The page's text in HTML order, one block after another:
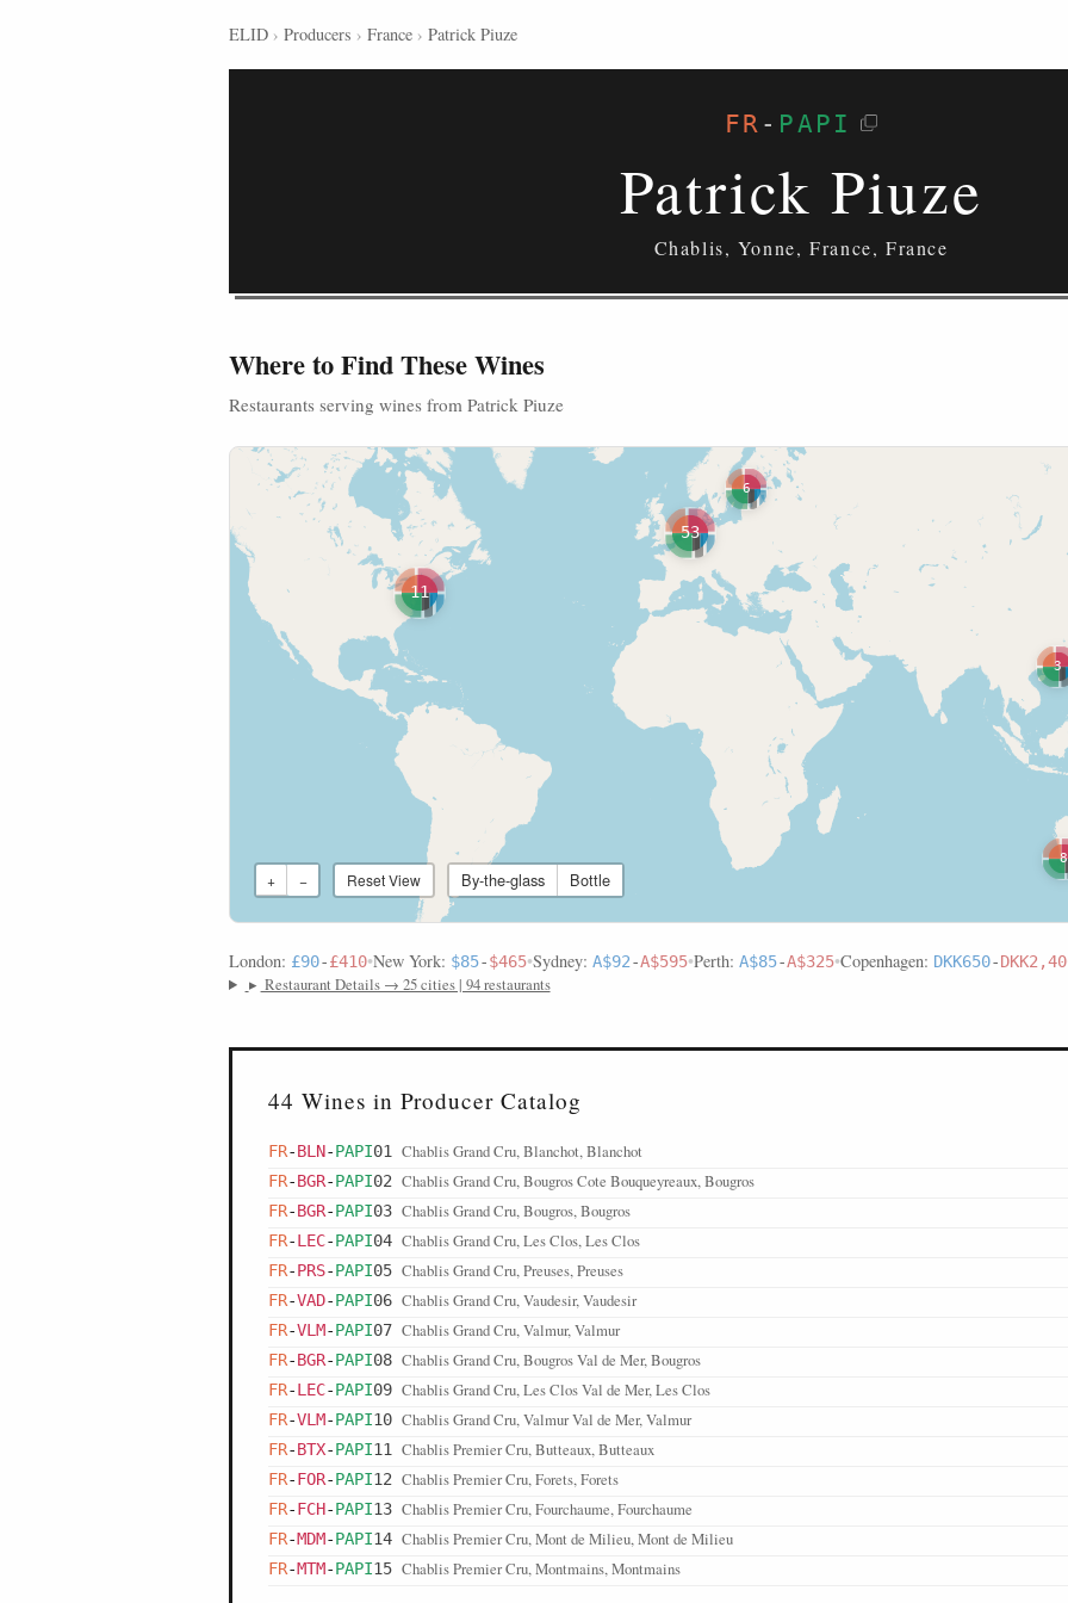
ELID › Producers › France › Patrick Piuze
FR - PAPI
Patrick Piuze
Chablis, Yonne, France, France
Where to Find These Wines
Restaurants serving wines from Patrick Piuze
3
8
11
6
53
+ − Reset View By-the-glass Bottle
London: £90-£410•New York: $85-$465•Sydney: A$92-A$595•Perth: A$85-A$325•Copenhagen: DKK650-
▸ Restaurant Details → 25 cities | 94 restaurants
44 Wines in Producer Catalog
FR-BLN-PAPI01 Chablis Grand Cru, Blanchot, Blanchot
FR-BGR-PAPI02 Chablis Grand Cru, Bougros Cote Bouqueyreaux, Bougros
FR-BGR-PAPI03 Chablis Grand Cru, Bougros, Bougros
FR-LEC-PAPI04 Chablis Grand Cru, Les Clos, Les Clos
FR-PRS-PAPI05 Chablis Grand Cru, Preuses, Preuses
FR-VAD-PAPI06 Chablis Grand Cru, Vaudesir, Vaudesir
FR-VLM-PAPI07 Chablis Grand Cru, Valmur, Valmur
FR-BGR-PAPI08 Chablis Grand Cru, Bougros Val de Mer, Bougros
FR-LEC-PAPI09 Chablis Grand Cru, Les Clos Val de Mer, Les Clos
FR-VLM-PAPI10 Chablis Grand Cru, Valmur Val de Mer, Valmur
FR-BTX-PAPI11 Chablis Premier Cru, Butteaux, Butteaux
FR-FOR-PAPI12 Chablis Premier Cru, Forets, Forets
FR-FCH-PAPI13 Chablis Premier Cru, Fourchaume, Fourchaume
FR-MDM-PAPI14 Chablis Premier Cru, Mont de Milieu, Mont de Milieu
FR-MTM-PAPI15 Chablis Premier Cru, Montmains, Montmains